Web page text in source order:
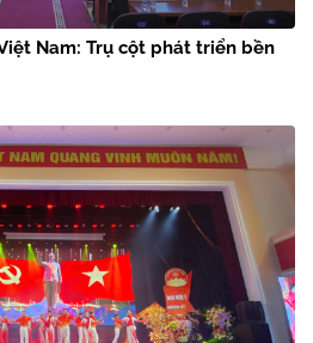
Nam: Trụ cột phát triển bền